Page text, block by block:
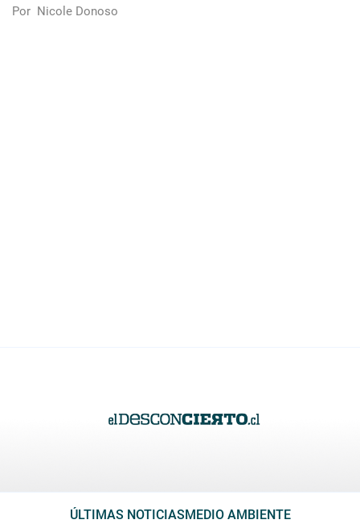
Por Nicole Donoso
ÚLTIMAS NOTICIAS MEDIO AMBIENTE